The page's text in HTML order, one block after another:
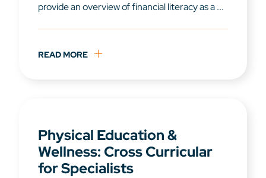
provide an overview of financial literacy as a ...
READ MORE
Physical Education &
Wellness: Cross Curricular
for Specialists